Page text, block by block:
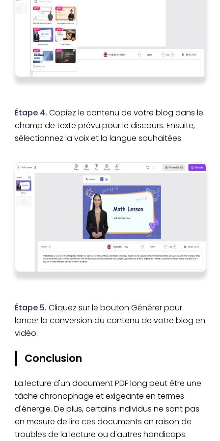
Étape 4. Copiez le contenu de votre blog dans le
champ de texte prévu pour le discours. Ensuite,
sélectionnez la voix et la langue souhaitées.
Étape 5. Cliquez sur le bouton Générer pour
lancer la conversion du contenu de votre blog en
vidéo.
Conclusion
La lecture d'un document PDF long peut être une
tâche chronophage et exigeante en termes
d'énergie. De plus, certains individus ne sont pas
en mesure de lire ces documents en raison de
troubles de la lecture ou d'autres handicaps.